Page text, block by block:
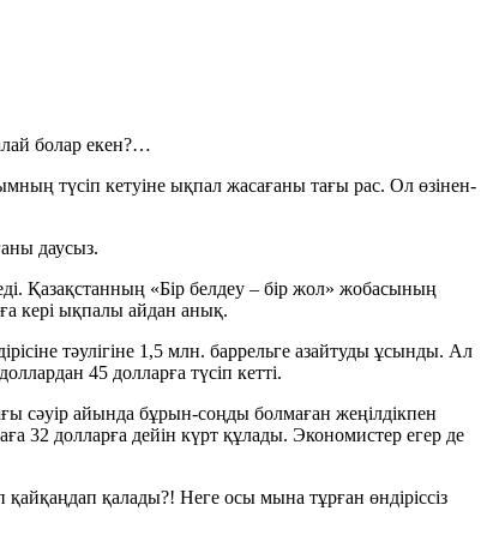
болар екен?…
түсіп кетуіне ықпал жасағаны тағы рас. Ол өзінен-
даусыз.
Қазақстанның «Бір белдеу – бір жол» жобасының
кері ықпалы айдан анық.
тәулігіне 1,5 млн. баррельге азайтуды ұсынды. Ал
45 долларға түсіп кетті.
сәуір айында бұрын-соңды болмаған жеңілдікпен
32 долларға дейін күрт құлады. Экономистер егер де
қайқаңдап қалады?! Неге осы мына тұрған өндіріссіз